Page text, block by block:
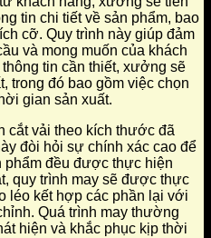
tin chi tiết về sản phẩm, bao
cỡ. Quy trình này giúp đảm
và mong muốn của khách
tin cần thiết, xưởng sẽ
trong đó bao gồm việc chọn
gian sản xuất.
cắt vải theo kích thước đã
đòi hỏi sự chính xác cao để
phẩm đều được thực hiện
quy trình may sẽ được thực
léo kết hợp các phần lại với
Quá trình may thường
hiện và khắc phục kịp thời